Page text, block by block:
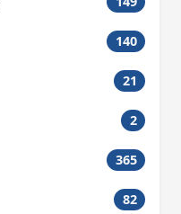
140
21
2
365
82